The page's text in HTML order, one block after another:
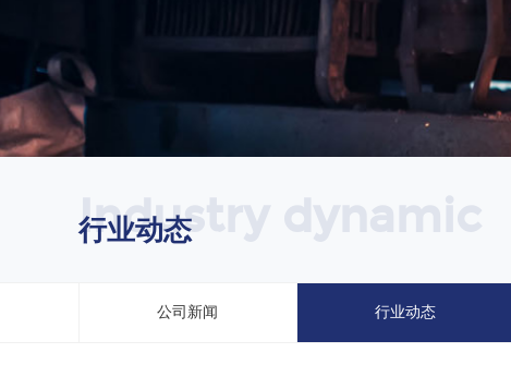
Industry dynamic
行业动态
公司新闻 行业动态